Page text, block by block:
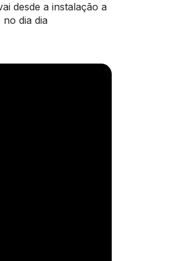
desde a instalação a
dia dia